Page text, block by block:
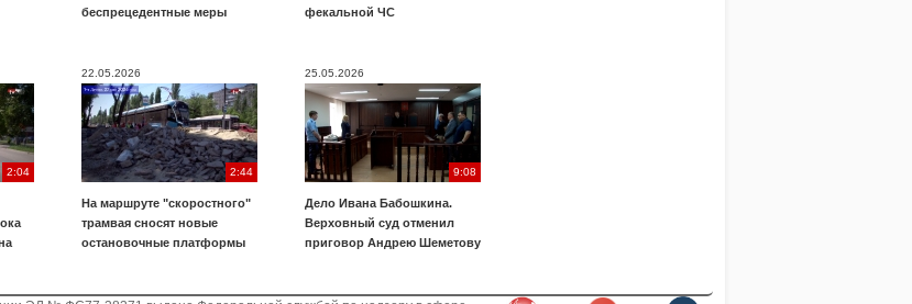
беспрецедентные меры
фекальной ЧС
2:04
22.05.2026
2:44
На маршруте "скоростного"
трамвая сносят новые
остановочные платформы
25.05.2026
9:08
Дело Ивана Бабошкина.
Верховный суд отменил
приговор Андрею Шеметову